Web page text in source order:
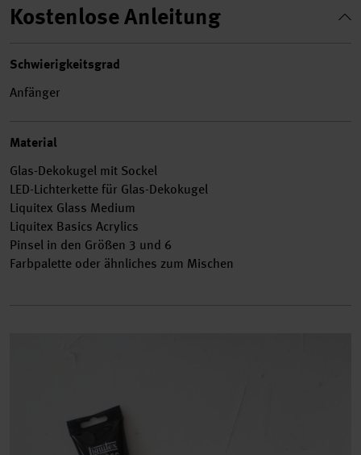
Kostenlose Anleitung
Schwierigkeitsgrad
Anfänger
Material
Glas-Dekokugel mit Sockel
LED-Lichterkette für Glas-Dekokugel
Liquitex Glass Medium
Liquitex Basics Acrylics
Pinsel in den Größen 3 und 6
Farbpalette oder ähnliches zum Mischen